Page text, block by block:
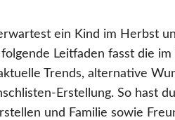
ein Kind im Herbst
Leitfaden fasst die
Trends, alternative
Erstellung. So hast
und Familie sowie